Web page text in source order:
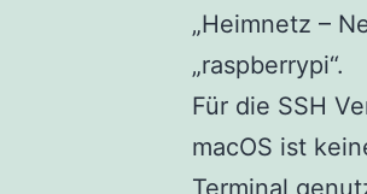
„Heimnetz –
„raspberrypi“.
Für die SSH
macOS ist
Terminal